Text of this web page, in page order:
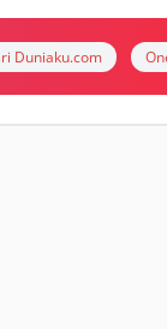
Duniaku.com